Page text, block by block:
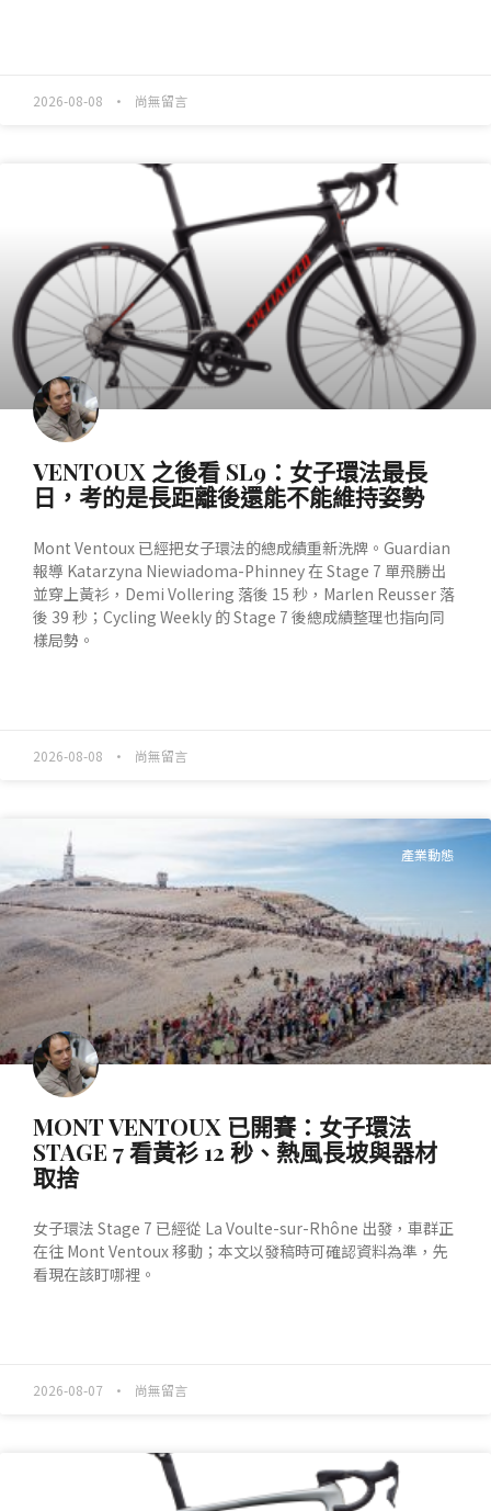
2026-08-08 尚無留言
VENTOUX 之後看 SL9：女子環法最長
日，考的是長距離後還能不能維持姿勢
Mont Ventoux 已經把女子環法的總成績重新洗牌。Guardian
報導 Katarzyna Niewiadoma-Phinney 在 Stage 7 單飛勝出
並穿上黃衫，Demi Vollering 落後 15 秒，Marlen Reusser 落
後 39 秒；Cycling Weekly 的 Stage 7 後總成績整理也指向同
樣局勢。
2026-08-08 尚無留言
產業動態
MONT VENTOUX 已開賽：女子環法
STAGE 7 看黃衫 12 秒、熱風長坡與器材
取捨
女子環法 Stage 7 已經從 La Voulte-sur-Rhône 出發，車群正
在往 Mont Ventoux 移動；本文以發稿時可確認資料為準，先
看現在該盯哪裡。
2026-08-07 尚無留言